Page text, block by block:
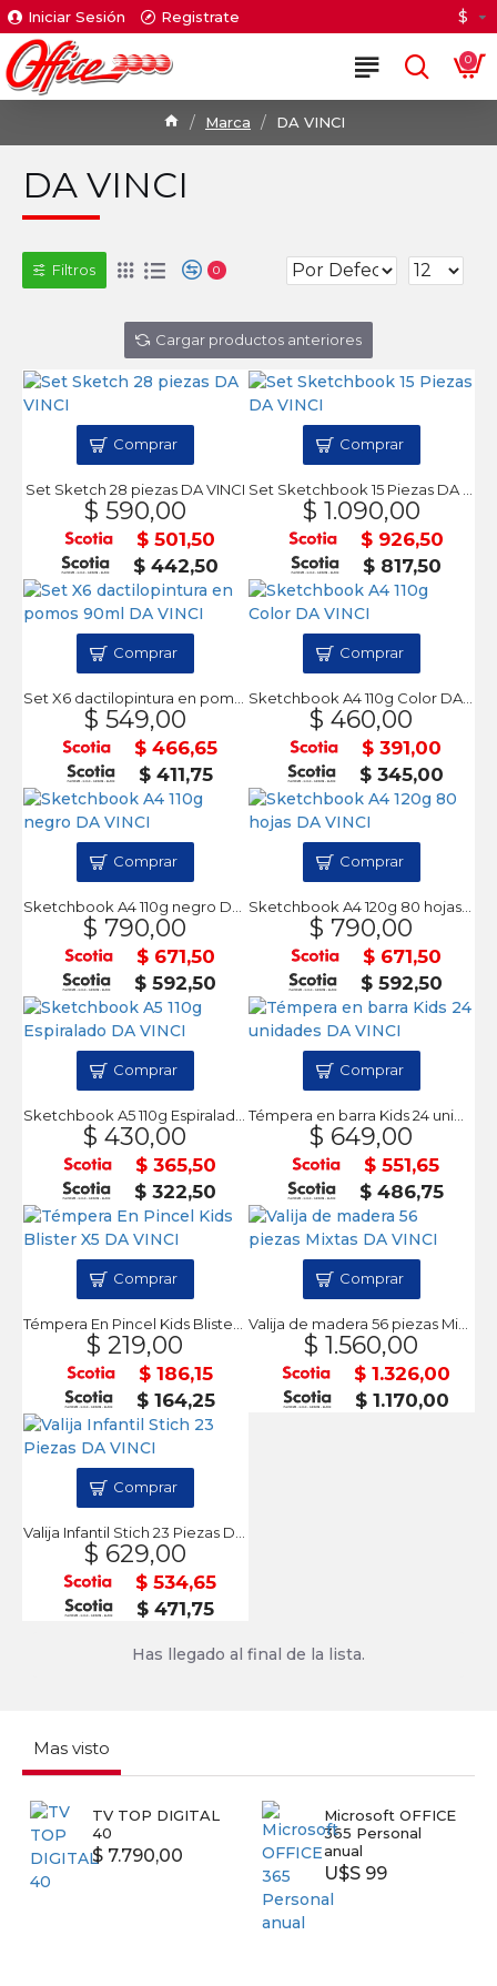
Iniciar Sesión Registrate $
0
Marca DA VINCI
DA VINCI
Filtros 0
Cargar productos anteriores
Set Sketch 28 piezas DA VINCI
$ 590,00
$ 501,50
$ 442,50
Comprar
$ 1.090,00
$ 926,50
$ 817,50
Comprar
$ 549,00
$ 466,65
$ 411,75
Comprar
$ 460,00
$ 391,00
$ 345,00
Comprar
$ 790,00
$ 671,50
$ 592,50
Comprar
$ 790,00
$ 671,50
$ 592,50
Comprar
$ 430,00
$ 365,50
$ 322,50
Comprar
$ 649,00
$ 551,65
$ 486,75
Comprar
$ 219,00
$ 186,15
$ 164,25
Comprar
$ 1.560,00
$ 1.326,00
$ 1.170,00
Comprar
$ 629,00
$ 534,65
$ 471,75
Comprar
Has llegado al final de la lista.
Mas visto
TV TOP DIGITAL
40
$ 7.790,00
Microsoft OFFICE
365 Personal
anual
U$S 99